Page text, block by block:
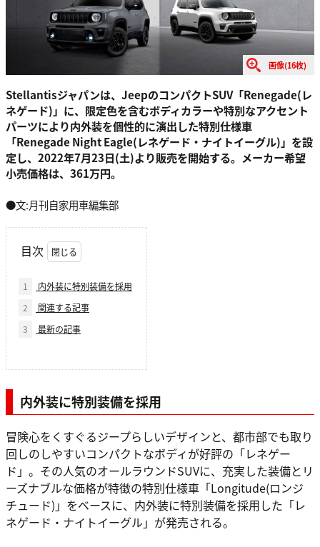
画像(16枚)
Stellantisジャパンは、JeepのコンパクトSUV「Renegade(レ
ネゲード)」に、限定色を含むボディカラーや特別なアクセント
パーツにより内外装を個性的に演出した特別仕様車
「Renegade Night Eagle(レネゲード・ナイトイーグル)」を設
定し、2022年7月23日(土)より販売を開始する。メーカー希望
小売価格は、361万円。
●文:月刊自家用車編集部
目次
1
内外装に特別装備を採用
2
関連する記事
3
最新の記事
内外装に特別装備を採用
冒険心をくすぐるジープらしいデザインと、都市部でも取り
回しのしやすいコンパクトなボディが好評の「レネゲー
ド」。その人気のオールラウンドSUVに、充実した装備とリ
ーズナブルな価格が特徴の特別仕様車「Longitude(ロンジ
チュード)」をベースに、内外装に特別装備を採用した「レ
ネゲード・ナイトイーグル」が発売される。